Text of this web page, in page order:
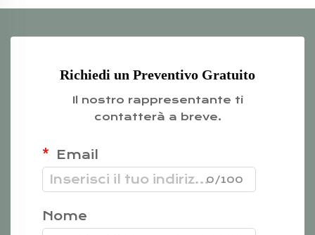
Richiedi un Preventivo Gratuito
Il nostro rappresentante ti
contatterà a breve.
Email
0/100
Nome